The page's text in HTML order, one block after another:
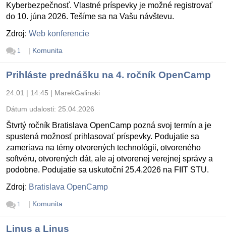
Kyberbezpečnosť. Vlastné príspevky je možné registrovať
do 10. júna 2026. Tešíme sa na Vašu návštevu.
Zdroj: Web konferencie
1 | Komunita
Prihláste prednášku na 4. ročník OpenCamp
24.01 | 14:45 | MarekGalinski
Dátum udalosti: 25.04.2026
Štvrtý ročník Bratislava OpenCamp pozná svoj termín a je
spustená možnosť prihlasovať príspevky. Podujatie sa
zameriava na témy otvorených technológii, otvoreného
softvéru, otvorených dát, ale aj otvorenej verejnej správy a
podobne. Podujatie sa uskutoční 25.4.2026 na FIIT STU.
Zdroj: Bratislava OpenCamp
1 | Komunita
Linus a Linus